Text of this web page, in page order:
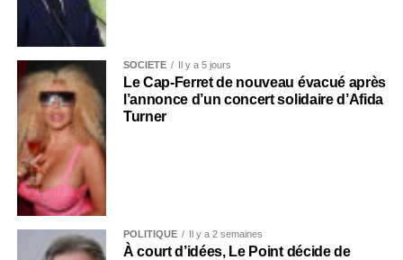
SOCIÉTÉ Il y a 5 jours
Le Cap-Ferret de nouveau évacué après
l’annonce d’un concert solidaire d’Afida
Turner
POLITIQUE Il y a 2 semaines
À court d’idées, Le Point décide de